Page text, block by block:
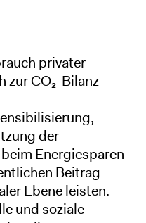
privater
zur CO₂-Bilanz
der
Energiesparen
Beitrag
Ebene leisten.
und soziale